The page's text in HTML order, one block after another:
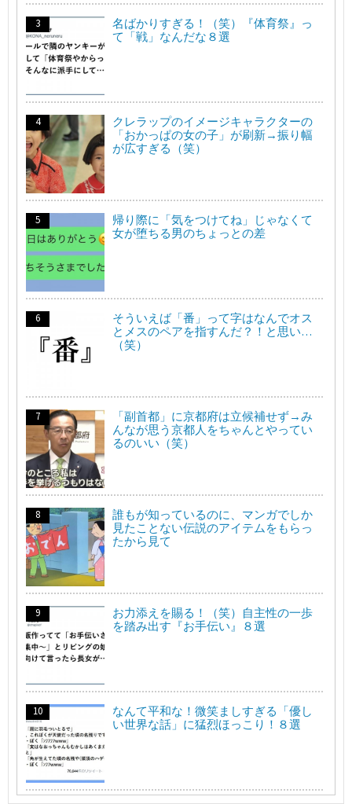
名ばかりすぎる！（笑）『体育祭』っ
て「戦」なんだな８選
クレラップのイメージキャラクターの
「おかっぱの女の子」が刷新→振り幅
が広すぎる（笑）
帰り際に「気をつけてね」じゃなくて
女が堕ちる男のちょっとの差
そういえば「番」って字はなんでオス
とメスのペアを指すんだ？！と思い…
（笑）
「副首都」に京都府は立候補せず→み
んなが思う京都人をちゃんとやってい
るのいい（笑）
誰もが知っているのに、マンガでしか
見たことない伝説のアイテムをもらっ
たから見て
お力添えを賜る！（笑）自主性の一歩
を踏み出す『お手伝い』８選
なんて平和な！微笑ましすぎる「優し
い世界な話」に猛烈ほっこり！８選